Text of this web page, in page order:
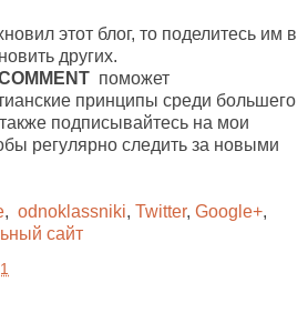
этот блог, то поделитесь им в
других.
поможет
принципы среди большего
подписывайтесь на мои
регулярно следить за новыми
, odnoklassniki, Twitter, Google+,
сайт